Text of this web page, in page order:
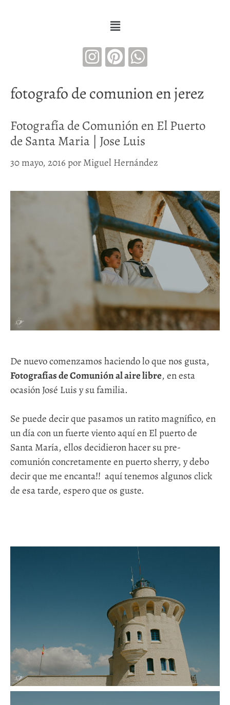
fotografo de comunion en jerez
Fotografía de Comunión en El Puerto
de Santa Maria | Jose Luis
30 mayo, 2016 porMiguel Hernández
De nuevo comenzamos haciendo lo que nos gusta,
Fotografías de Comunión al aire libre, en esta
ocasión José Luis y su familia.
Se puede decir que pasamos un ratito magnífico, en
un día con un fuerte viento aquí en El puerto de
Santa María, ellos decidieron hacer su pre-
comunión concretamente en puerto sherry, y debo
decir que me encanta!! aquí tenemos algunos click
de esa tarde, espero que os guste.